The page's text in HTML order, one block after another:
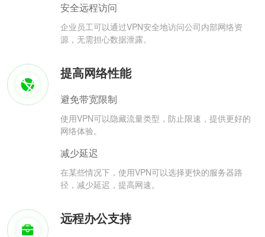
安全远程访问
企业员工可以通过VPN安全地访问公司内部网络资
源，无需担心数据泄露。
提高网络性能
避免带宽限制
使用VPN可以隐藏流量类型，防止限速，提供更好的
网络体验。
减少延迟
在某些情况下，使用VPN可以选择更快的服务器路
径，减少延迟，提高网速。
远程办公支持